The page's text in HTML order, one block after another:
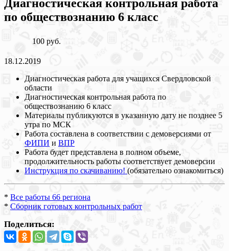
Диагностическая контрольная работа
по обществознанию 6 класс
100 руб.
18.12.2019
Диагностическая работа для учащихся Свердловской
области
Диагностическая контрольная работа по
обществознанию 6 класс
Материалы публикуются в указанную дату не позднее 5
утра по МСК
Работа составлена в соответствии с демоверсиями от
ФИПИ и ВПР
Работа будет представлена в полном объеме,
продолжительность работы соответствует демоверсии
Инструкция по скачиванию! (обязательно ознакомиться)
* Все работы 66 региона
* Сборник готовых контрольных работ
Поделиться: